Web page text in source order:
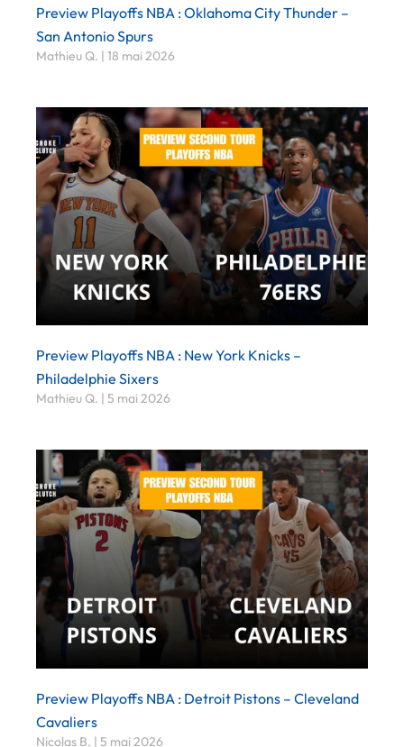
Preview Playoffs NBA : Oklahoma City Thunder –
San Antonio Spurs
Mathieu Q. 18 mai 2026
Preview Playoffs NBA : New York Knicks –
Philadelphie Sixers
Mathieu Q. 5 mai 2026
Preview Playoffs NBA : Detroit Pistons – Cleveland
Cavaliers
Nicolas B. 5 mai 2026